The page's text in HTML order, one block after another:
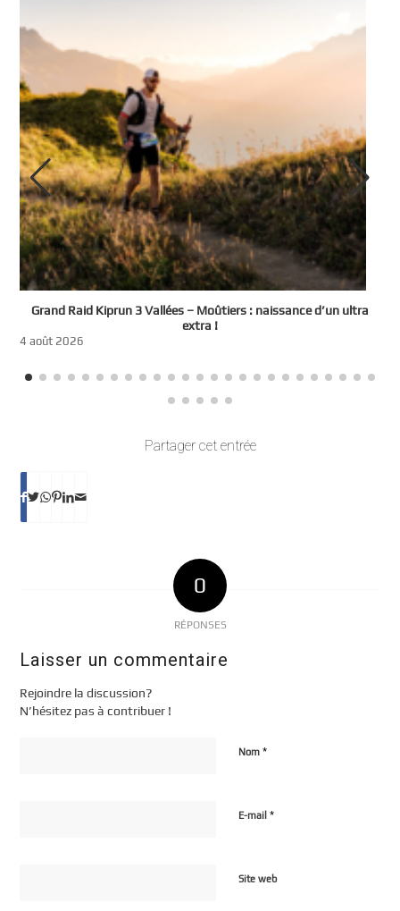
Grand Raid Kiprun 3 Vallées – Moûtiers : naissance d’un ultra
extra !
4 août 2026
Partager cet entrée
0
RÉPONSES
Laisser un commentaire
Rejoindre la discussion?
N’hésitez pas à contribuer !
Nom*
E-mail*
Site web